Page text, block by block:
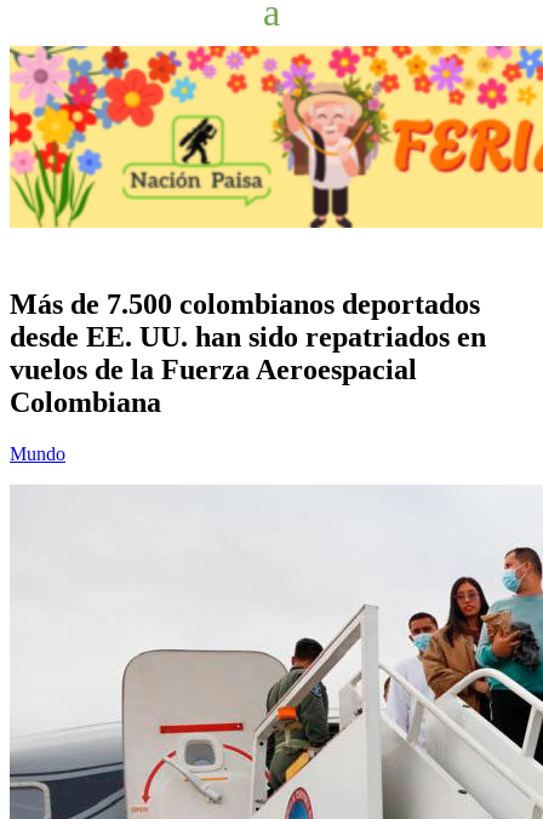
Más de 7.500 colombianos deportados
desde EE. UU. han sido repatriados en
vuelos de la Fuerza Aeroespacial
Colombiana
Mundo